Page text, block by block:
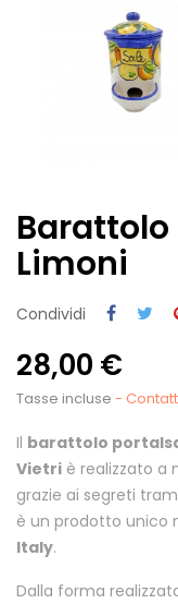
Limoni
Condividi
28,00 €
Tasse incluse -
Il barattolo
Vietri è realizzato a
grazie ai segreti
è un prodotto unico
Italy.
Dalla forma